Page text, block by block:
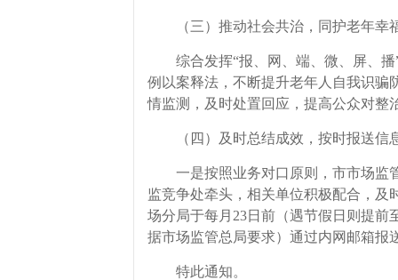
（三）推动社会共治，同护老年幸
综合发挥“报、网、端、微、屏、播”
例以案释法，不断提升老年人自我识骗
情监测，及时处置回应，提高公众对整
（四）及时总结成效，按时报送信
一是按照业务对口原则，市市场监管
监竞争处牵头，相关单位积极配合，及
场分局于每月23日前（遇节假日则提
据市场监管总局要求）通过内网邮箱报
特此通知。